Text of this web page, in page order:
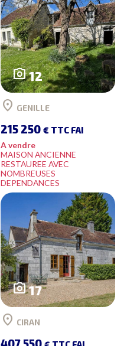
photo_camera12
location_on GENILLE
215 250€ TTC FAI
A vendre
MAISON ANCIENNE
RESTAUREE AVEC
NOMBREUSES
DEPENDANCES
photo_camera17
location_on CIRAN